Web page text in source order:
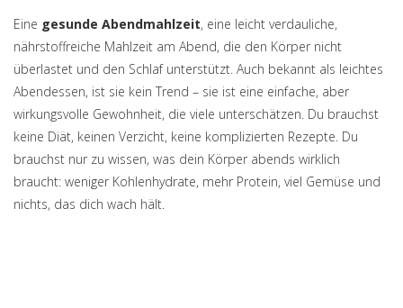
Eine gesunde Abendmahlzeit, eine leicht verdauliche,
nährstoffreiche Mahlzeit am Abend, die den Körper nicht
überlastet und den Schlaf unterstützt. Auch bekannt als leichtes
Abendessen, ist sie kein Trend – sie ist eine einfache, aber
wirkungsvolle Gewohnheit, die viele unterschätzen. Du brauchst
keine Diät, keinen Verzicht, keine komplizierten Rezepte. Du
brauchst nur zu wissen, was dein Körper abends wirklich
braucht: weniger Kohlenhydrate, mehr Protein, viel Gemüse und
nichts, das dich wach hält.